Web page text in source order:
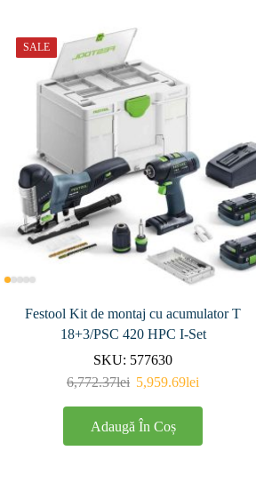
SALE
Festool Kit de montaj cu acumulator T
18+3/PSC 420 HPC I-Set
SKU: 577630
6,772.37lei 5,959.69lei
Adaugă În Coș